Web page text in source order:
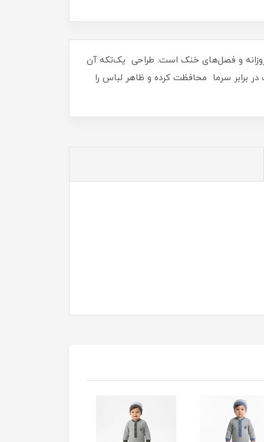
روزانه و فصل‌های خنک است. طراحی یک‌تکه آن
در برابر سرما محافظت کرده و ظاهر لباس را